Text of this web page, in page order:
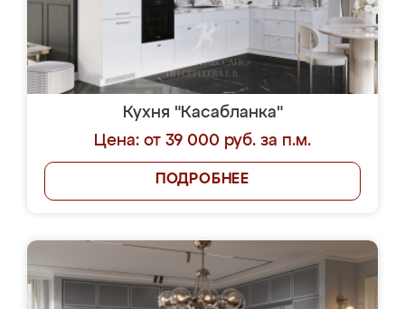
Кухня "Касабланка"
Цена: от 39 000 руб. за п.м.
ПОДРОБНЕЕ